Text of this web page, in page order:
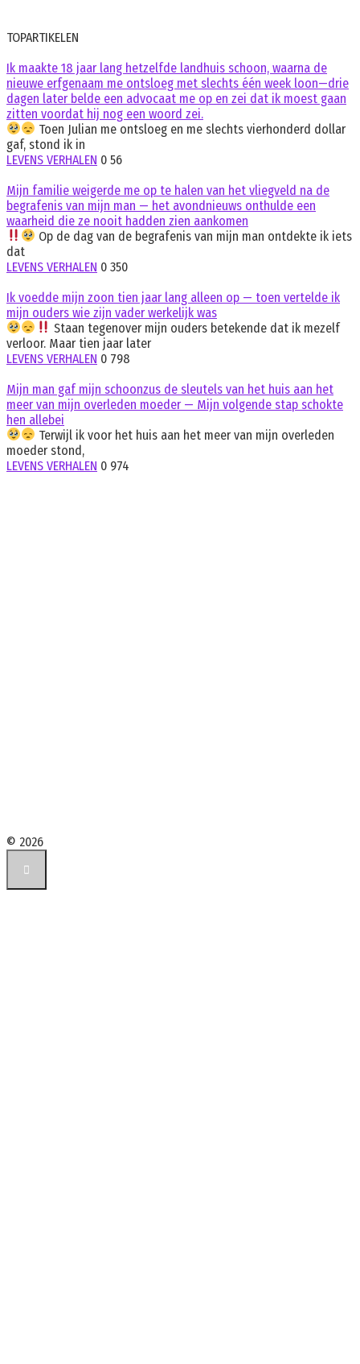
TOPARTIKELEN
Ik maakte 18 jaar lang hetzelfde landhuis schoon, waarna de
nieuwe erfgenaam me ontsloeg met slechts één week loon—drie
dagen later belde een advocaat me op en zei dat ik moest gaan
zitten voordat hij nog een woord zei.
Toen Julian me ontsloeg en me slechts vierhonderd dollar
gaf, stond ik in
LEVENS VERHALEN 0 56
Mijn familie weigerde me op te halen van het vliegveld na de
begrafenis van mijn man — het avondnieuws onthulde een
waarheid die ze nooit hadden zien aankomen
Op de dag van de begrafenis van mijn man ontdekte ik iets
dat
LEVENS VERHALEN 0 350
Ik voedde mijn zoon tien jaar lang alleen op — toen vertelde ik
mijn ouders wie zijn vader werkelijk was
Staan tegenover mijn ouders betekende dat ik mezelf
verloor. Maar tien jaar later
LEVENS VERHALEN 0 798
Mijn man gaf mijn schoonzus de sleutels van het huis aan het
meer van mijn overleden moeder — Mijn volgende stap schokte
hen allebei
Terwijl ik voor het huis aan het meer van mijn overleden
moeder stond,
LEVENS VERHALEN 0 974
© 2026